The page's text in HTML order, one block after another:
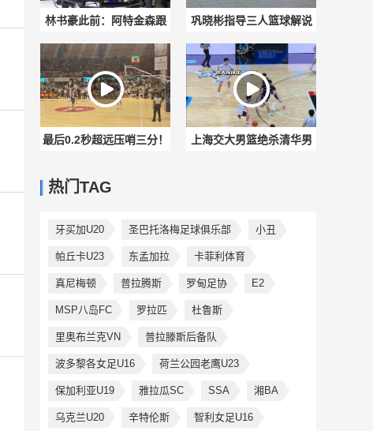
林书豪此前：阿特金森跟
我说，如果没受伤我在篮
网肯定是全明星
巩晓彬指导三人篮球解说
首秀！
最后0.2秒超远压哨三分！
上海交大男篮绝杀清华男
热门TAG
牙买加U20 圣巴托洛梅足球俱乐部 小丑
帕丘卡U23 东孟加拉 卡菲利体育
真尼梅顿 普拉腾斯 罗甸足协 E2
MSP八岛FC 罗拉匹 杜鲁斯
里奥布兰克VN 普拉滕斯后备队
波多黎各女足U16 荷兰公园老鹰U23
保加利亚U19 雅拉瓜SC SSA 湘BA
乌克兰U20 辛特伦斯 智利女足U16